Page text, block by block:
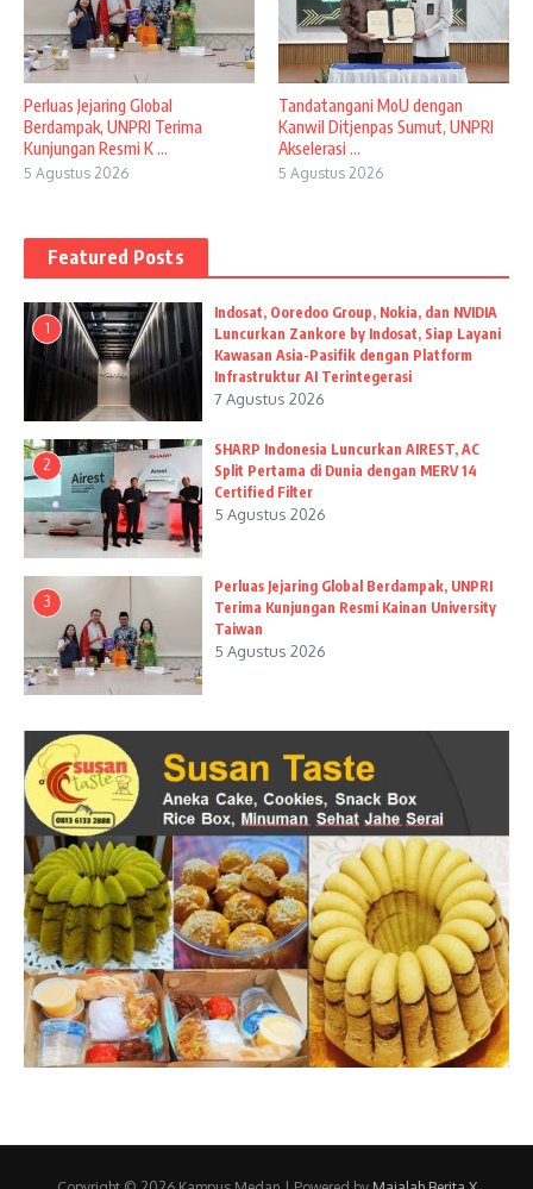
Perluas Jejaring Global
Berdampak, UNPRI Terima
Kunjungan Resmi K ...
5 Agustus 2026
Tandatangani MoU dengan
Kanwil Ditjenpas Sumut, UNPRI
Akselerasi ...
5 Agustus 2026
Featured Posts
1
Indosat, Ooredoo Group, Nokia, dan NVIDIA
Luncurkan Zankore by Indosat, Siap Layani
Kawasan Asia-Pasifik dengan Platform
Infrastruktur AI Terintegerasi
7 Agustus 2026
2
SHARP Indonesia Luncurkan AIREST, AC
Split Pertama di Dunia dengan MERV 14
Certified Filter
5 Agustus 2026
3
Perluas Jejaring Global Berdampak, UNPRI
Terima Kunjungan Resmi Kainan University
Taiwan
5 Agustus 2026